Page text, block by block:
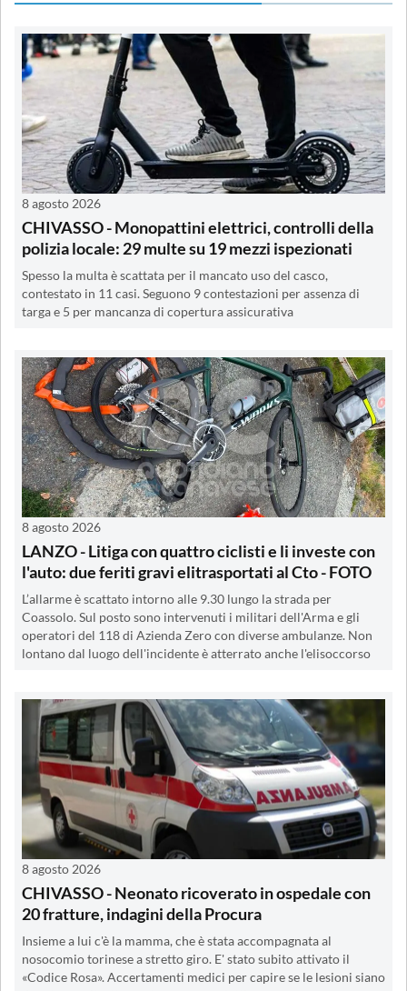
8 agosto 2026
CHIVASSO - Monopattini elettrici, controlli della
polizia locale: 29 multe su 19 mezzi ispezionati
Spesso la multa è scattata per il mancato uso del casco,
contestato in 11 casi. Seguono 9 contestazioni per assenza di
targa e 5 per mancanza di copertura assicurativa
8 agosto 2026
LANZO - Litiga con quattro ciclisti e li investe con
l'auto: due feriti gravi elitrasportati al Cto - FOTO
L’allarme è scattato intorno alle 9.30 lungo la strada per
Coassolo. Sul posto sono intervenuti i militari dell'Arma e gli
operatori del 118 di Azienda Zero con diverse ambulanze. Non
lontano dal luogo dell'incidente è atterrato anche l'elisoccorso
8 agosto 2026
CHIVASSO - Neonato ricoverato in ospedale con
20 fratture, indagini della Procura
Insieme a lui c'è la mamma, che è stata accompagnata al
nosocomio torinese a stretto giro. E' stato subito attivato il
«Codice Rosa». Accertamenti medici per capire se le lesioni siano